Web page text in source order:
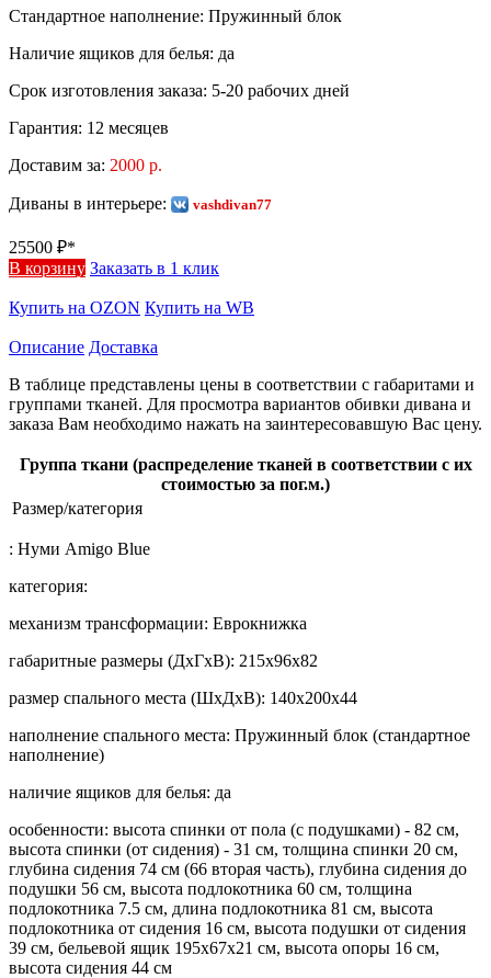
Стандартное наполнение: Пружинный блок
Наличие ящиков для белья: да
Срок изготовления заказа: 5-20 рабочих дней
Гарантия: 12 месяцев
Доставим за: 2000 р.
Диваны в интерьере: vashdivan77
25500 ₽*
В корзину Заказать в 1 клик
Купить на OZON Купить на WB
Описание Доставка
В таблице представлены цены в соответствии с габаритами и
группами тканей. Для просмотра вариантов обивки дивана и
заказа Вам необходимо нажать на заинтересовавшую Вас цену.
Группа ткани (распределение тканей в соответствии с их
стоимостью за пог.м.)
Размер/категория
: Нуми Amigo Blue
категория:
механизм трансформации: Еврокнижка
габаритные размеры (ДхГхВ): 215х96х82
размер спального места (ШхДхВ): 140х200х44
наполнение спального места: Пружинный блок (стандартное
наполнение)
наличие ящиков для белья: да
особенности: высота спинки от пола (с подушками) - 82 см,
высота спинки (от сидения) - 31 см, толщина спинки 20 см,
глубина сидения 74 см (66 вторая часть), глубина сидения до
подушки 56 см, высота подлокотника 60 см, толщина
подлокотника 7.5 см, длина подлокотника 81 см, высота
подлокотника от сидения 16 см, высота подушки от сидения
39 см, бельевой ящик 195х67х21 см, высота опоры 16 см,
высота сидения 44 см